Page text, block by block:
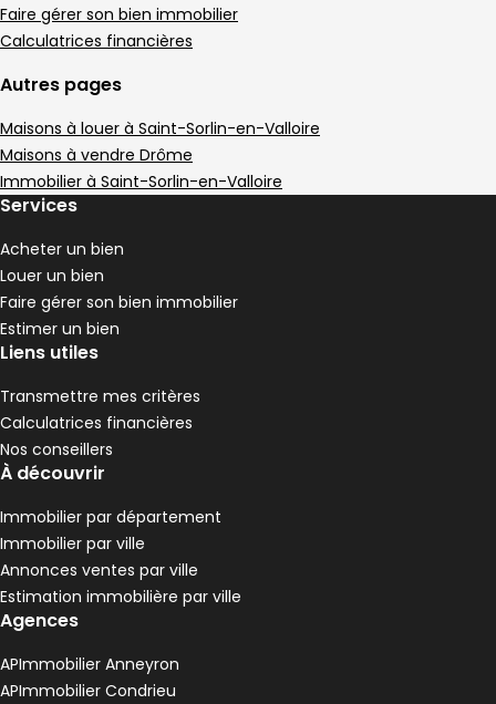
Faire gérer son bien immobilier
Calculatrices financières
Autres pages
Maisons à louer à Saint-Sorlin-en-Valloire
Maisons à vendre Drôme
Immobilier à Saint-Sorlin-en-Valloire
Services
Acheter un bien
Louer un bien
Faire gérer son bien immobilier
Estimer un bien
Liens utiles
Transmettre mes critères
Calculatrices financières
Nos conseillers
À découvrir
Immobilier par département
Immobilier par ville
Annonces ventes par ville
Estimation immobilière par ville
Agences
APImmobilier Anneyron
APImmobilier Condrieu